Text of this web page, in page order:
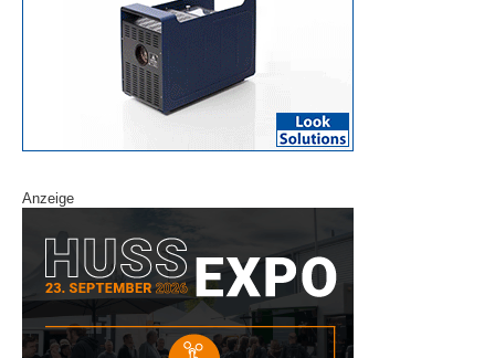
Anzeige